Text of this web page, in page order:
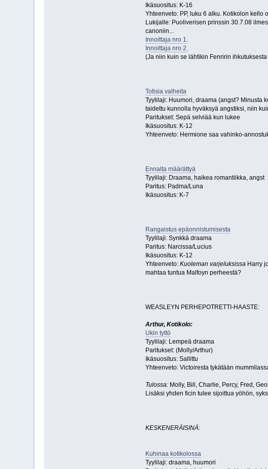
Ikäsuositus: K-16
Yhteenveto: PP, luku 6 alku. Kotikolon kello
Lukijalle: Puoliverisen prinssin 30.7.08
canoniin...
Innoittaja nro 1.
Innoittaja nro 2.
(Ja niin kuin se lähtikin Fenririn
Totisia valheita
Tyylilaji: Huumori, draama (angst? Minusta
taidettu kunnolla hyväksyä angstiksi, niin
Paritukset: Sepä selviää kun lukee
Ikäsuositus: K-12
Yhteenveto: Hermione saa vahinko-
Ennalta määrättyä
Tyylilaji: Draama, haikea romantiikka, angst
Paritus: Padma/Luna
Ikäsuositus: K-7
Rangaistus epäonnistumisesta
Tyylilaji: Synkkä draama
Paritus: Narcissa/Lucius
Ikäsuositus: K-12
Yhteenveto: Kuoleman varjeluksissaHarry
mahtaa tuntua Malfoyn perheestä?
WEASLEYN PERHEPOTRETTI-HAASTE:
Arthur, Kotikolo:
Ukin tyttö
Tyylilaji: Lempeä draama
Paritukset: (Molly/Arthur)
Ikäsuositus: Sallittu
Yhteenveto: Victoiresta tykätään
Tulossa:Molly, Bill, Charlie, Percy, Fred,
Lisäksi yhden ficin tulee sijoittua yöhön,
KESKENERÄISINÄ:
Kuhinaa kotikolossa
Tyylilaji: draama, huumori